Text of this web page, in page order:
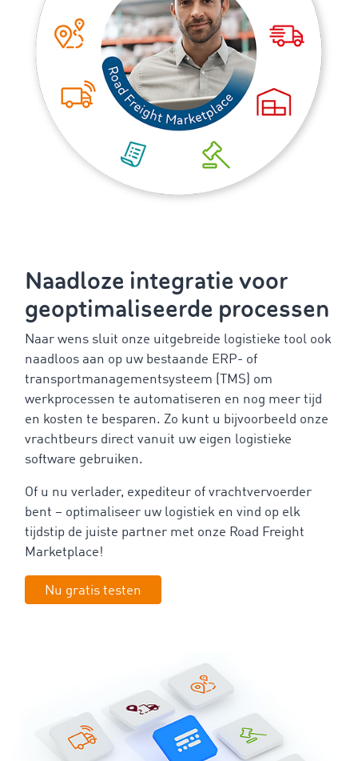
Naadloze integratie voor
geoptimaliseerde processen
Naar wens sluit onze uitgebreide logistieke tool ook
naadloos aan op uw bestaande ERP- of
transportmanagementsysteem (TMS) om
werkprocessen te automatiseren en nog meer tijd
en kosten te besparen. Zo kunt u bijvoorbeeld onze
vrachtbeurs direct vanuit uw eigen logistieke
software gebruiken.
Of u nu verlader, expediteur of vrachtvervoerder
bent – optimaliseer uw logistiek en vind op elk
tijdstip de juiste partner met onze Road Freight
Marketplace!
Nu gratis testen